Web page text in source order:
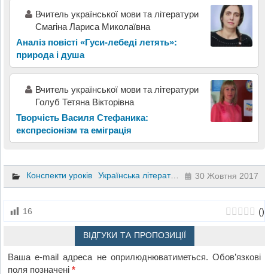
Вчитель української мови та літератури
Смагіна Лариса Миколаївна
Аналіз повісті «Гуси-лебеді летять»:
природа і душа
Вчитель української мови та літератури
Голуб Тетяна Вікторівна
Творчість Василя Стефаника:
експресіонізм та еміграція
Конспекти уроків Українська література 5 клас
30 Жовтня 2017
16 ()
ВІДГУКИ ТА ПРОПОЗИЦІЇ
Ваша e-mail адреса не оприлюднюватиметься. Обов’язкові
поля позначені*